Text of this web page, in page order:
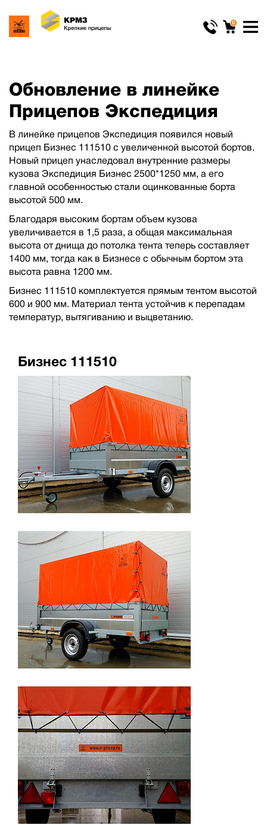
0
Обновление в линейке
Прицепов Экспедиция
В линейке прицепов Экспедиция появился новый
прицеп Бизнес 111510 с увеличенной высотой бортов.
Новый прицеп унаследовал внутренние размеры
кузова Экспедиция Бизнес 2500*1250 мм, а его
главной особенностью стали оцинкованные борта
высотой 500 мм.
Благодаря высоким бортам объем кузова
увеличивается в 1,5 раза, а общая максимальная
высота от днища до потолка тента теперь составляет
1400 мм, тогда как в Бизнесе с обычным бортом эта
высота равна 1200 мм.
Бизнес 111510 комплектуется прямым тентом высотой
600 и 900 мм. Материал тента устойчив к перепадам
температур, вытягиванию и выцветанию.
Бизнес 111510